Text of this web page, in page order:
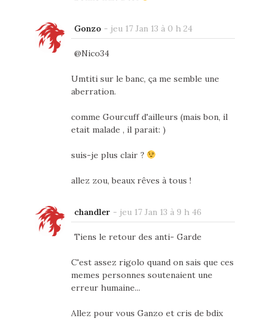
Gonzo - jeu 17 Jan 13 à 0 h 24
@Nico34
Umtiti sur le banc, ça me semble une
aberration.
comme Gourcuff d'ailleurs (mais bon, il
etait malade , il parait: )
suis-je plus clair ?
allez zou, beaux rêves à tous !
chandler - jeu 17 Jan 13 à 9 h 46
Tiens le retour des anti- Garde
C'est assez rigolo quand on sais que ces
memes personnes soutenaient une
erreur humaine...
Allez pour vous Ganzo et cris de bdix